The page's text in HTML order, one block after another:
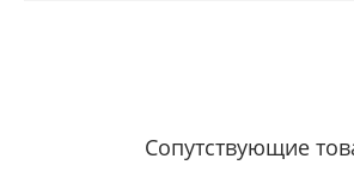
Сопутствующие